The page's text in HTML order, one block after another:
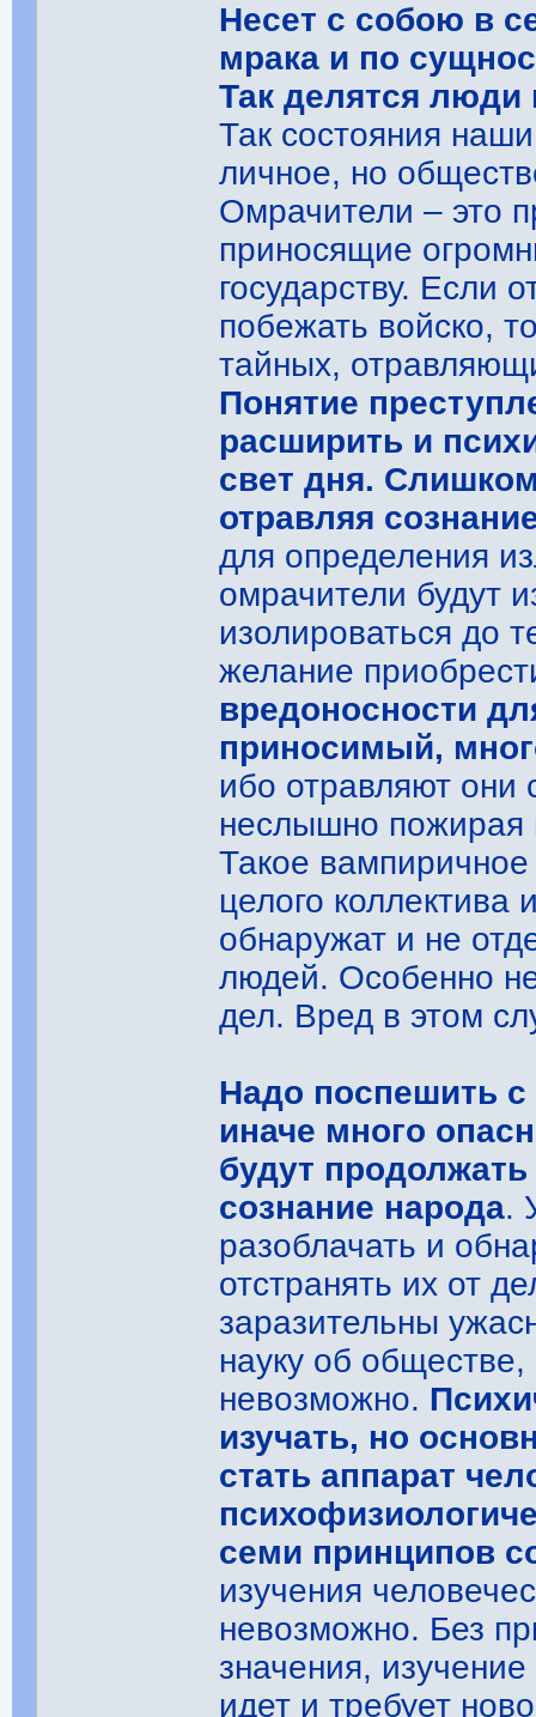
Несет с собою в
мрака и по
Так делятся люди
Так состояния
личное, но
Омрачители – это
приносящие
государству. Если
побежать войско,
тайных,
Понятие
расширить и
свет дня.
отравляя
для определения
омрачители будут
изолироваться до
желание
вредоносности
приносимый,
ибо отравляют они
неслышно пожирая
Такое
целого коллектива
обнаружат и не
людей. Особенно
дел. Вред в этом
Надо поспешить с
иначе много
будут
сознание народа.
разоблачать и
отстранять их от
заразительны
науку об
невозможно.
изучать, но
стать аппарат
семи принципов
изучения
невозможно. Без
значения,
идет и требует